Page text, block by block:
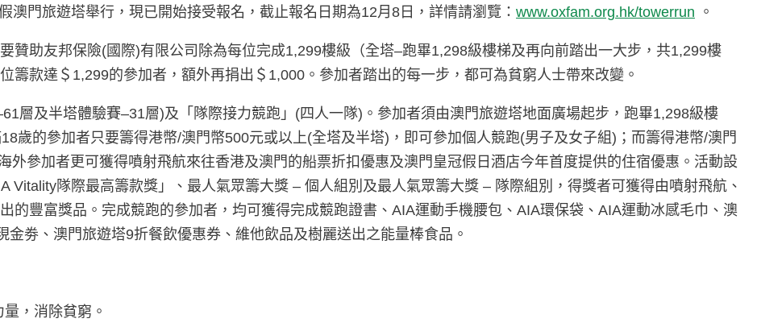
澳門旅遊塔舉行，現已開始接受報名，截止報名日期為12月8日，詳情請瀏覽： www.oxfam.org.hk/towerrun 。
贊助友邦保險(國際)有限公司除為每位完成1,299樓級（全塔–跑畢1,298級樓梯及再向前踏出一大步，共1,299樓
籌款達＄1,299的參加者，額外再捐出＄1,000。參加者踏出的每一步，都可為貧窮人士帶來改變。
層及半塔體驗賽–31層)及「隊際接力競跑」(四人一隊)。參加者須由澳門旅遊塔地面廣場起步，跑畢1,298級樓
歲的參加者只要籌得港幣/澳門幣500元或以上(全塔及半塔)，即可參加個人競跑(男子及女子組)；而籌得港幣/澳門
外參加者更可獲得噴射飛航來往香港及澳門的船票折扣優惠及澳門皇冠假日酒店今年首度提供的住宿優惠。活動設
Vitality隊際最高籌款獎」、最人氣眾籌大獎 – 個人組別及最人氣眾籌大獎 – 隊際組別，得獎者可獲得由噴射飛航、
的豐富獎品。完成競跑的參加者，均可獲得完成競跑證書、AIA運動手機腰包、AIA環保袋、AIA運動冰感毛巾、澳
劵、澳門旅遊塔9折餐飲優惠券、維他飲品及樹麗送出之能量棒食品。
，消除貧窮。